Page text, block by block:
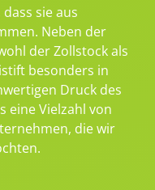
sie aus
Neben der
der Zollstock als
besonders in
Druck des
eine Vielzahl von
die wir